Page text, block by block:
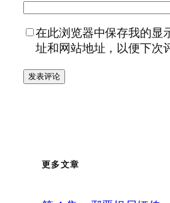
在此浏览器中保存我的显
址和网站地址，以便下次
更多文章